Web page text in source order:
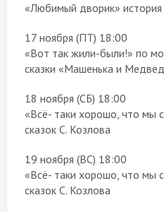
«Любимый дворик»
17 ноября (ПТ) 18:00
«Вот так жили-были!» по
сказки «Машенька и
18 ноября (СБ) 18:00
«Всё- таки хорошо, что мы
сказок С. Козлова
19 ноября (ВС) 18:00
«Всё- таки хорошо, что мы
сказок С. Козлова